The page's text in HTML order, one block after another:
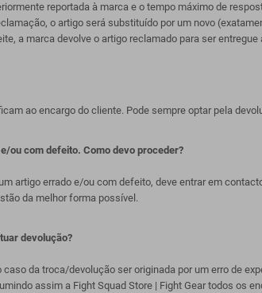
reportada à marca e o tempo máximo de
o artigo será substituído por um novo
a marca devolve o artigo reclamado para ser entregue
ao encargo do cliente. Pode sempre optar pela
ou com defeito. Como devo proceder?
artigo errado e/ou com defeito, deve entrar em
da melhor forma possível.
devolução?
caso da troca/devolução ser originada por um erro de
assim a Fight Squad Store | Fight Gear todos os